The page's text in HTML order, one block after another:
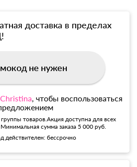
доставка в пределах
не нужен
Christina , чтобы воспользоваться
товаров.Акция доступна для всех
сумма заказа 5 000 руб.
действителен: бессрочно